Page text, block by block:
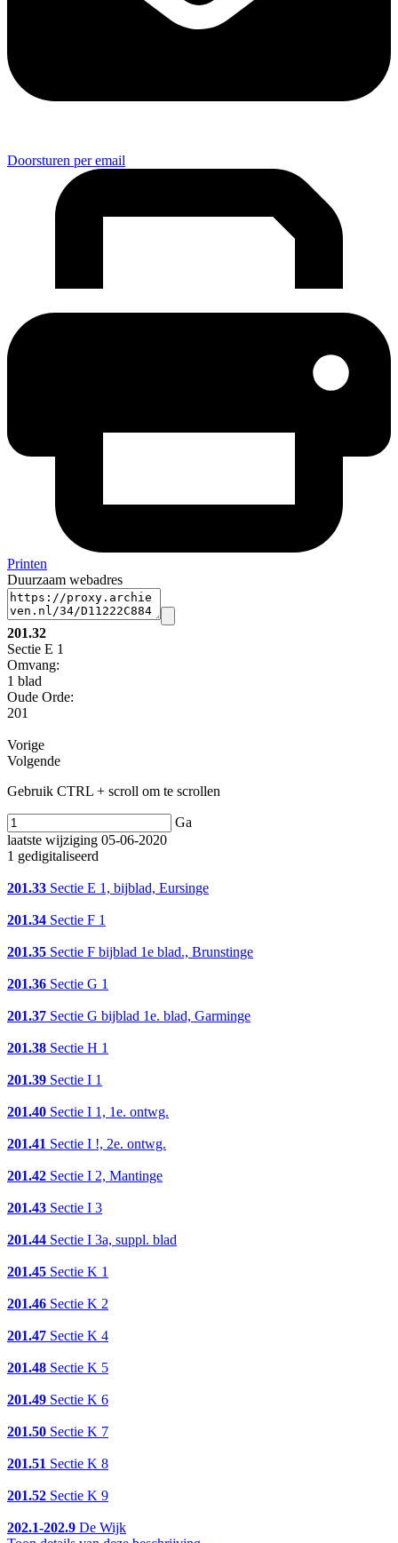
Doorsturen per email
Printen
Duurzaam webadres
201.32
Sectie E 1
Omvang:
1 blad
Oude Orde:
201
Vorige
Volgende
Gebruik CTRL + scroll om te scrollen
Ga
laatste wijziging 05-06-2020
1 gedigitaliseerd
201.33 Sectie E 1, bijblad, Eursinge
201.34 Sectie F 1
201.35 Sectie F bijblad 1e blad., Brunstinge
201.36 Sectie G 1
201.37 Sectie G bijblad 1e. blad, Garminge
201.38 Sectie H 1
201.39 Sectie I 1
201.40 Sectie I 1, 1e. ontwg.
201.41 Sectie I !, 2e. ontwg.
201.42 Sectie I 2, Mantinge
201.43 Sectie I 3
201.44 Sectie I 3a, suppl. blad
201.45 Sectie K 1
201.46 Sectie K 2
201.47 Sectie K 4
201.48 Sectie K 5
201.49 Sectie K 6
201.50 Sectie K 7
201.51 Sectie K 8
201.52 Sectie K 9
202.1-202.9 De Wijk